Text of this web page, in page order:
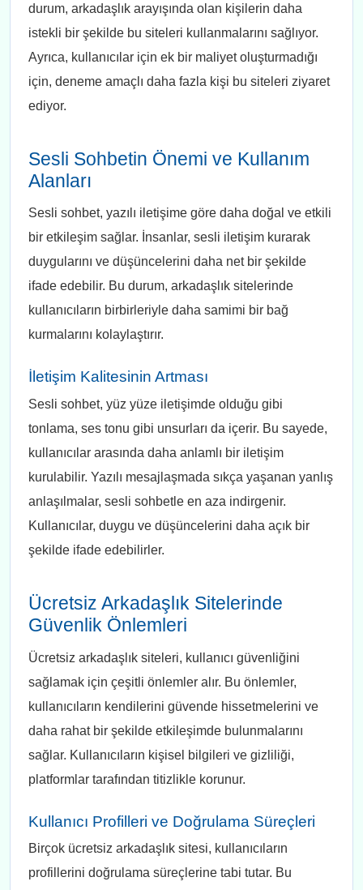
durum, arkadaşlık arayışında olan kişilerin daha
istekli bir şekilde bu siteleri kullanmalarını sağlıyor.
Ayrıca, kullanıcılar için ek bir maliyet oluşturmadığı
için, deneme amaçlı daha fazla kişi bu siteleri ziyaret
ediyor.
Sesli Sohbetin Önemi ve Kullanım
Alanları
Sesli sohbet, yazılı iletişime göre daha doğal ve etkili
bir etkileşim sağlar. İnsanlar, sesli iletişim kurarak
duygularını ve düşüncelerini daha net bir şekilde
ifade edebilir. Bu durum, arkadaşlık sitelerinde
kullanıcıların birbirleriyle daha samimi bir bağ
kurmalarını kolaylaştırır.
İletişim Kalitesinin Artması
Sesli sohbet, yüz yüze iletişimde olduğu gibi
tonlama, ses tonu gibi unsurları da içerir. Bu sayede,
kullanıcılar arasında daha anlamlı bir iletişim
kurulabilir. Yazılı mesajlaşmada sıkça yaşanan yanlış
anlaşılmalar, sesli sohbetle en aza indirgenir.
Kullanıcılar, duygu ve düşüncelerini daha açık bir
şekilde ifade edebilirler.
Ücretsiz Arkadaşlık Sitelerinde
Güvenlik Önlemleri
Ücretsiz arkadaşlık siteleri, kullanıcı güvenliğini
sağlamak için çeşitli önlemler alır. Bu önlemler,
kullanıcıların kendilerini güvende hissetmelerini ve
daha rahat bir şekilde etkileşimde bulunmalarını
sağlar. Kullanıcıların kişisel bilgileri ve gizliliği,
platformlar tarafından titizlikle korunur.
Kullanıcı Profilleri ve Doğrulama Süreçleri
Birçok ücretsiz arkadaşlık sitesi, kullanıcıların
profillerini doğrulama süreçlerine tabi tutar. Bu